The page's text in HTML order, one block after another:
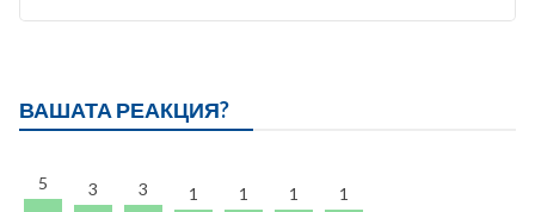
ВАШАТА РЕАКЦИЯ?
5 3 3 1 1 1 1